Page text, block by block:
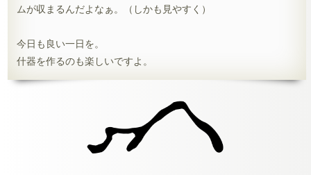
ムが収まるんだよなぁ。（しかも見やすく）
今日も良い一日を。
什器を作るのも楽しいですよ。